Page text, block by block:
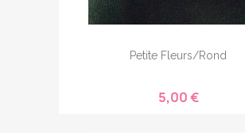
Petite Fleurs/rond
5,00 €